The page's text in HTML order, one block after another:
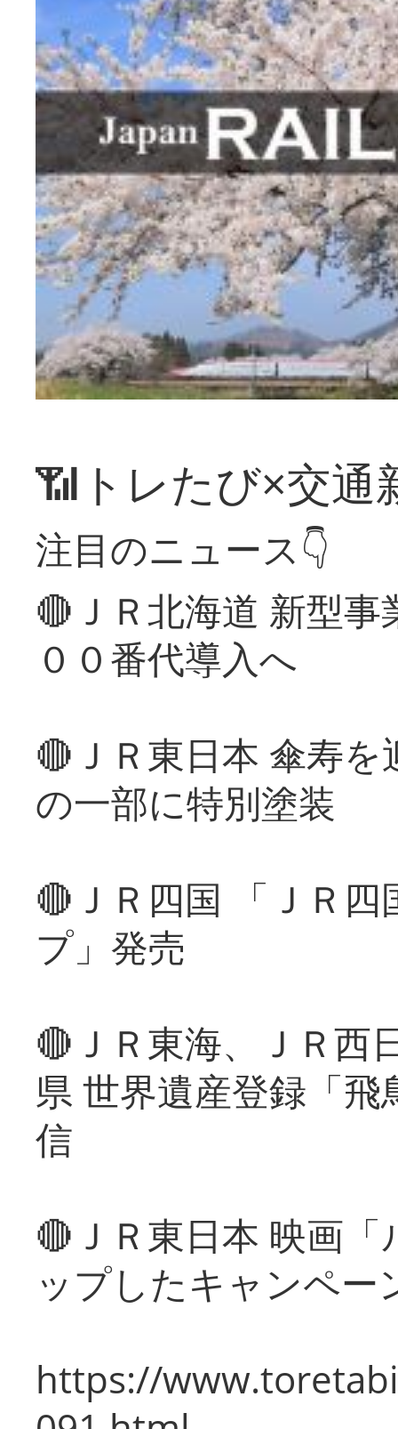
📶トレたび×交通
注目のニュース👇
🔴ＪＲ北海道 新型
００番代導入へ
🔴ＪＲ東日本 傘寿
の一部に特別塗装
🔴ＪＲ四国 「ＪＲ
プ」発売
🔴ＪＲ東海、ＪＲ西
県 世界遺産登録「
信
🔴ＪＲ東日本 映画
ップしたキャンペー
https://